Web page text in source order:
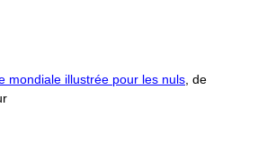
mondiale illustrée pour les nuls , de